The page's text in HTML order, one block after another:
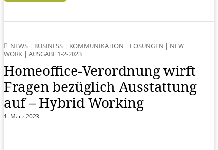
NEWS | BUSINESS | KOMMUNIKATION | LÖSUNGEN | NEW
WORK | AUSGABE 1-2-2023
Homeoffice-Verordnung wirft
Fragen bezüglich Ausstattung
auf – Hybrid Working
1. März 2023